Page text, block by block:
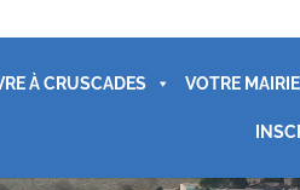
À CRUSCADES VOTRE MAIRIE